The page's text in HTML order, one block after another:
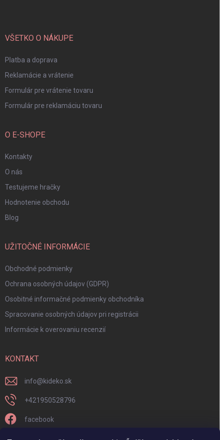
VŠETKO O NÁKUPE
Platba a doprava
Reklamácie a vrátenie
Formulár pre vrátenie tovaru
Formulár pre reklamáciu tovaru
O E-SHOPE
Kontakty
O nás
Testujeme hračky
Hodnotenie obchodu
Blog
UŽITOČNÉ INFORMÁCIE
Obchodné podmienky
Ochrana osobných údajov (GDPR)
Osobitné informačné podmienky obchodníka
Spracovanie osobných údajov pri registrácii
Informácie k overovaniu recenzií
KONTAKT
info@kideko.sk
+421950528796
facebook